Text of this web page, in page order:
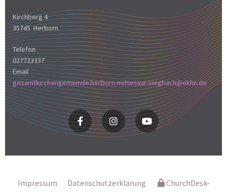
Kirchberg 4
35745 Herborn
Telefon
027723337
Email
gesamtkirchengemeinde.herborn-mittenaar-siegbach@ekhn.de
Impressum Datenschutzerklärung
ChurchDesk-